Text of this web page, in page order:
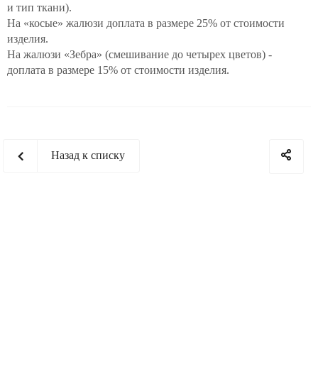
и тип ткани).
На «косые» жалюзи доплата в размере 25% от стоимости
изделия.
На жалюзи «Зебра» (смешивание до четырех цветов) -
доплата в размере 15% от стоимости изделия.
Назад к списку